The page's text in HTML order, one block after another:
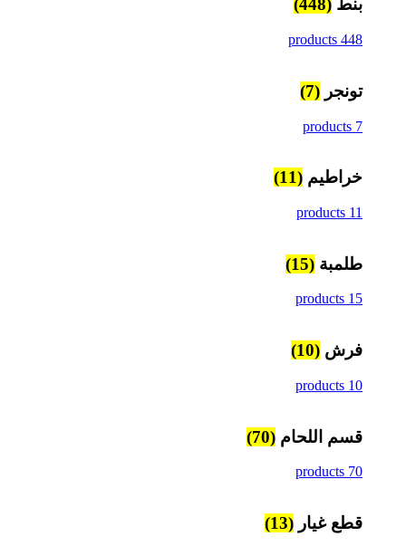
بنط (448)
448 products
تونجر (7)
7 products
خراطيم (11)
11 products
طلمبة (15)
15 products
فرش (10)
10 products
قسم اللحام (70)
70 products
قطع غيار (13)